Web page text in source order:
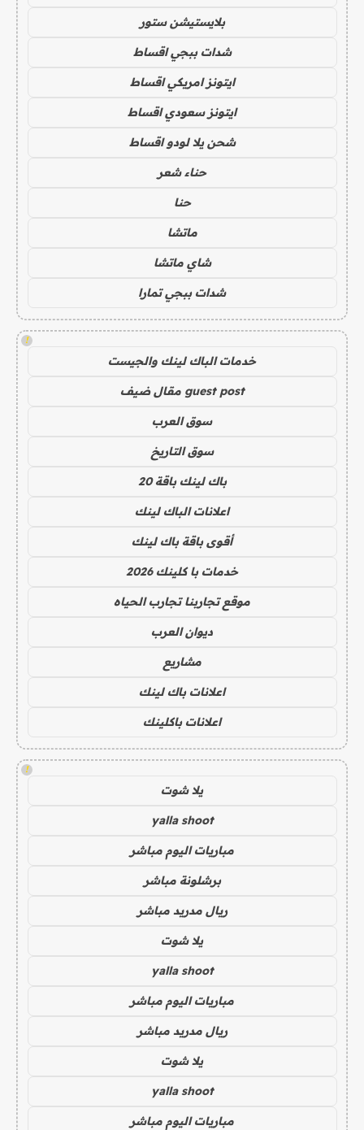
بلايستيشن ستور
شدات ببجي اقساط
ايتونز امريكي اقساط
ايتونز سعودي اقساط
شحن يلا لودو اقساط
حناء شعر
حنا
ماتشا
شاي ماتشا
شدات ببجي تمارا
!
خدمات الباك لينك والجيست
guest post مقال ضيف
سوق العرب
سوق التاريخ
باك لينك باقة 20
اعلانات الباك لينك
أقوى باقة باك لينك
خدمات با كلينك 2026
موقع تجاربنا تجارب الحياه
ديوان العرب
مشاريع
اعلانات باك لينك
اعلانات باكلينك
!
يلا شوت
yalla shoot
مباريات اليوم مباشر
برشلونة مباشر
ريال مدريد مباشر
يلا شوت
yalla shoot
مباريات اليوم مباشر
ريال مدريد مباشر
يلا شوت
yalla shoot
مباريات اليوم مباشر